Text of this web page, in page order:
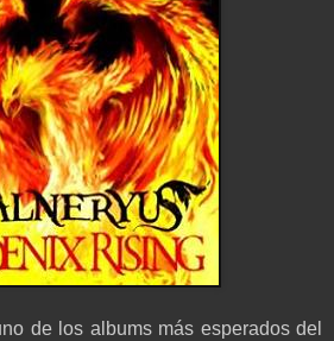
de los albums más esperados del